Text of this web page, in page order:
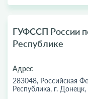
ГУФССП России
Республике
Адрес
283048, Российская
Республика, г.